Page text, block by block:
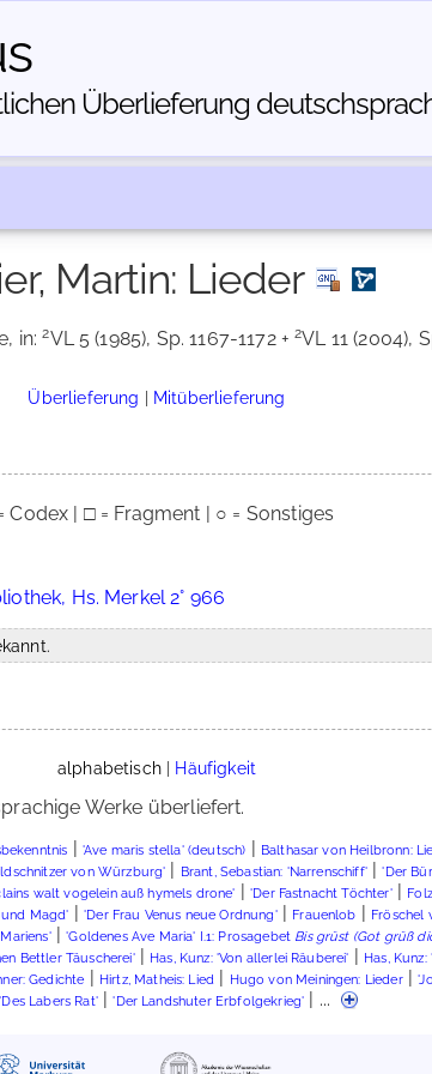
Über­lieferung
Martin: Lieder
in:2VL 5 (1985), Sp. 1167-1172 +2VL 11 (2004),
Überlieferung | Mitüberlieferung
Codex | □ = Fragment | ○ = Sonstiges
Hs. Merkel 2° 966
alphabetisch| Häufigkeit
Werke überliefert.
| 'Ave maris stella' (deutsch) | Balthasar von Heilbronn:
von Würzburg' | Brant, Sebastian: 'Narrenschiff'|'Der
walt vogelein auß hymels drone' |'Der Fastnacht Töchter'|
Magd' |'Der Frau Venus neue Ordnung'| Frauenlob | Fröschel
|'Goldenes Ave Maria' I.1: Prosagebet Bis grüst (Got grüß
Bettler Täuscherei'| Has, Kunz: 'Von allerlei Räuberei' | Has,
Gedichte | Hirtz, Matheis: Lied | Hugo von Meiningen: Lieder|
'Des Labers Rat'|'Der Landshuter Erbfolgekrieg' | ...